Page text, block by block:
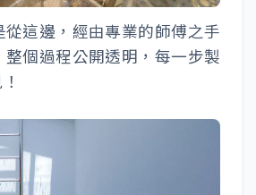
這邊，經由專業的師傅之手
個過程公開透明，每一步製